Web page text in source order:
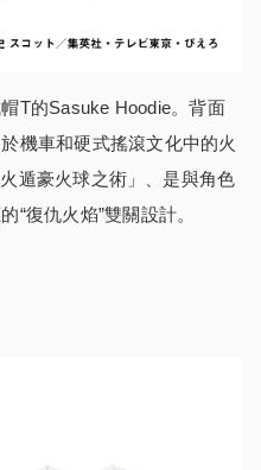
T的Sasuke Hoodie。背面
機車和硬式搖滾文化中的火
遁豪火球之術」、是與角色
“復仇火焰”雙關設計。